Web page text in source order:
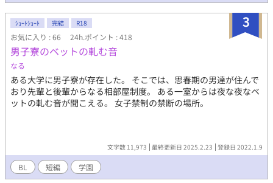
3
ｼｮｰﾄｼｮｰﾄ 完結 R18
お気に入り : 66 24h.ポイント : 418
男子寮のベットの軋む音
なる
ある大学に男子寮が存在した。 そこでは、思春期の男達が住んで
おり先輩と後輩からなる相部屋制度。 ある一室からは夜な夜なベ
ットの軋む音が聞こえる。 女子禁制の禁断の場所。
文字数 11,973 最終更新日 2025.2.23 登録日 2022.1.9
BL 短編 学園